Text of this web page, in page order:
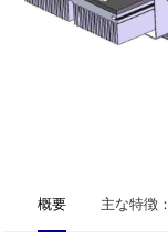
概要 主な特徴：